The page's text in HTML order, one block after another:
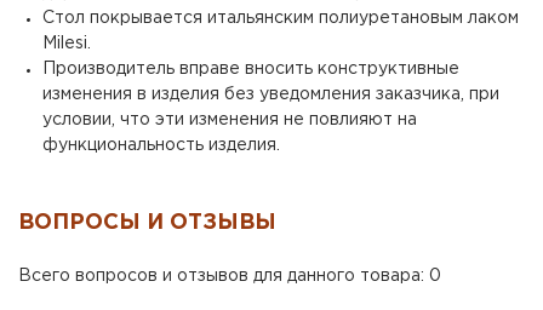
Стол покрывается итальянским полиуретановым лаком
Milesi.
Производитель вправе вносить конструктивные
изменения в изделия без уведомления заказчика, при
условии, что эти изменения не повлияют на
функциональность изделия.
ВОПРОСЫ И ОТЗЫВЫ
Всего вопросов и отзывов для данного товара: 0